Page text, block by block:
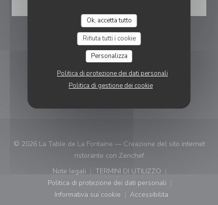
Ok, accetta tutto
Rifiuta tutti i cookie
Personalizza
Politica di protezione dei dati personali
Politica di gestione dei cookie
SEGUICI
Facebook ((apre una nuova
Instagram ((apre una nuova
NEWSLETTER
© 2026 La Table de La Fontaine — Creazione del sito internet
ristorante con Zenchef((apre una nuova
Note legali
((apre una nuova finestra))
TERMINI DI UTILIZZO
((apre una nuova finestra))
Politica di protezione dei dati personali
((apre una nuova finestra))
Informativa sui cookie
((apre una nuova finestra))
Accessibilita
((apre una nuova